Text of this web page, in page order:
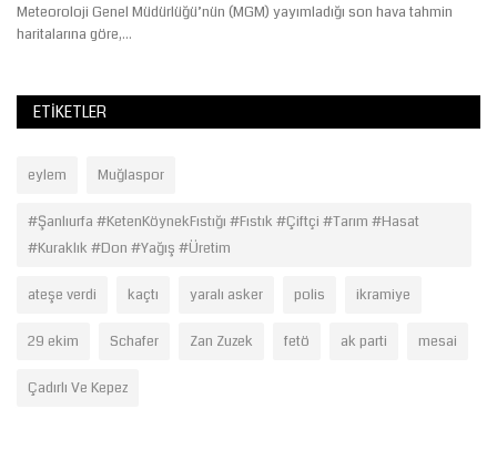
Meteoroloji Genel Müdürlüğü’nün (MGM) yayımladığı son hava tahmin
haritalarına göre,...
ETIKETLER
eylem Muğlaspor
#Şanlıurfa #KetenKöynekFıstığı #Fıstık #Çiftçi #Tarım #Hasat
#Kuraklık #Don #Yağış #Üretim
ateşe verdi kaçtı yaralı asker polis ikramiye
29 ekim Schafer Zan Zuzek fetö ak parti mesai
Çadırlı Ve Kepez